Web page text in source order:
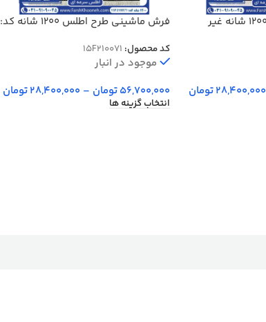
فرش افشان لوتوس 1200 شانه غیر
28,400,000تومان
فرش ماشینی طرح اطلس 1200 شانه کد:
کد محصول: 15F210071
موجود در انبار
56,700,000تومان –
28,400,000تومان
انتخاب گزینه ها